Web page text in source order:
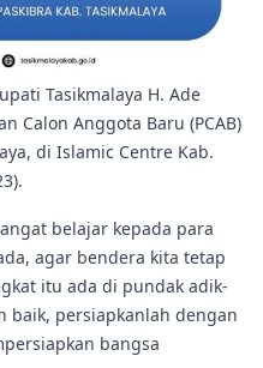
Tasikmalaya H. Ade
Calon Anggota Baru (PCAB)
di Islamic Centre Kab.
belajar kepada para
agar bendera kita tetap
itu ada di pundak adik-
baik, persiapkanlah dengan
bangsa